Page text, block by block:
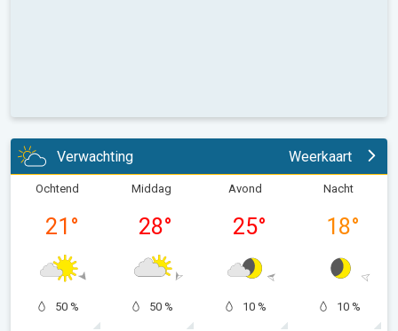
Verwachting Weerkaart
Ochtend
21 °
50 %
Middag
28°
50 %
Avond
25°
10 %
Nacht
18°
10 %